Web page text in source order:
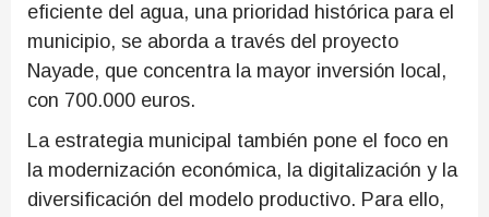
eficiente del agua, una prioridad histórica para el
municipio, se aborda a través del proyecto
Nayade, que concentra la mayor inversión local,
con 700.000 euros.
La estrategia municipal también pone el foco en
la modernización económica, la digitalización y la
diversificación del modelo productivo. Para ello,